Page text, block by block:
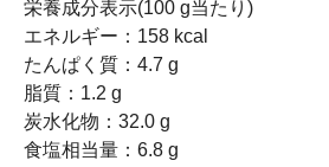
栄養成分表示(100 g当たり)
エネルギー：158 kcal
たんぱく質：4.7 g
脂質：1.2 g
炭水化物：32.0 g
食塩相当量：6.8 g